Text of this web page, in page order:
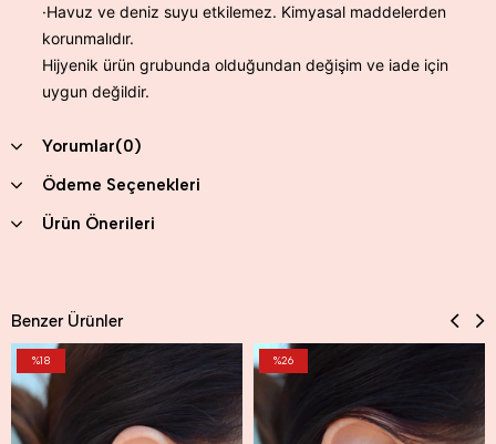
·Havuz ve deniz suyu etkilemez. Kimyasal maddelerden
korunmalıdır.
Hijyenik ürün grubunda olduğundan değişim ve iade için
uygun değildir.
Yorumlar(0)
Ödeme Seçenekleri
Ürün Önerileri
Benzer Ürünler
%18 %26